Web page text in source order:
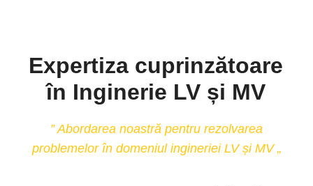
Expertiza cuprinzătoare
în Inginerie LV și MV
” Abordarea noastră pentru rezolvarea
problemelor în domeniul ingineriei LV și MV „